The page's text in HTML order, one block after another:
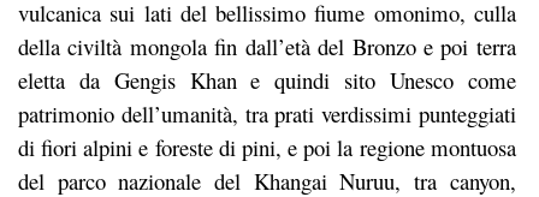
vulcanica sui lati del bellissimo fiume omonimo, culla
della civiltà mongola fin dall’età del Bronzo e poi terra
eletta da Gengis Khan e quindi sito Unesco come
patrimonio dell’umanità, tra prati verdissimi punteggiati
di fiori alpini e foreste di pini, e poi la regione montuosa
del parco nazionale del Khangai Nuruu, tra canyon,